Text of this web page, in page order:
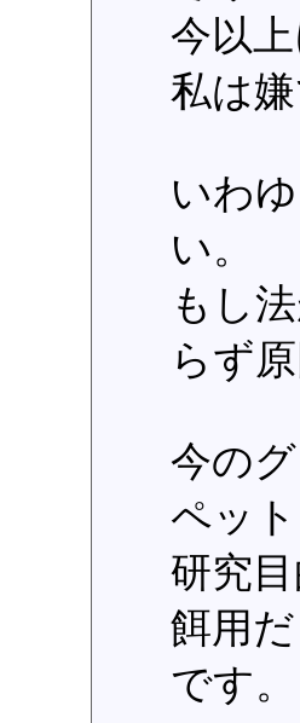
今以
私は嫌
いわ
い。
もし
らず
今の
ペッ
研究目
餌用
です。